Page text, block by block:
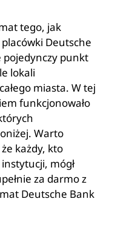
tego, jak
Deutsche
pojedynczy punkt
lokali
miasta. W tej
funkcjonowało
Warto
każdy, kto
mógł
za darmo z
Deutsche Bank